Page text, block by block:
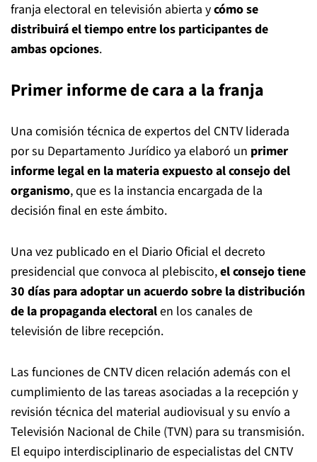
franja electoral en televisión abierta ycómo se
distribuirá el tiempo entre los participantes de
ambas opciones.
Primer informe de cara a la franja
Una comisión técnica de expertos del CNTV liderada
por su Departamento Jurídico ya elaboró un primer
informe legal en la materia expuesto al consejo del
organismo, que es la instancia encargada de la
decisión final en este ámbito.
Una vez publicado en el Diario Oficial el decreto
presidencial que convoca al plebiscito,el consejo tiene
30 días para adoptar un acuerdo sobre la distribución
de la propaganda electoralen los canales de
televisión de libre recepción.
Las funciones de CNTV dicen relación además con el
cumplimiento de las tareas asociadas a la recepción y
revisión técnica del material audiovisual y su envío a
Televisión Nacional de Chile (TVN) para su transmisión.
El equipo interdisciplinario de especialistas del CNTV